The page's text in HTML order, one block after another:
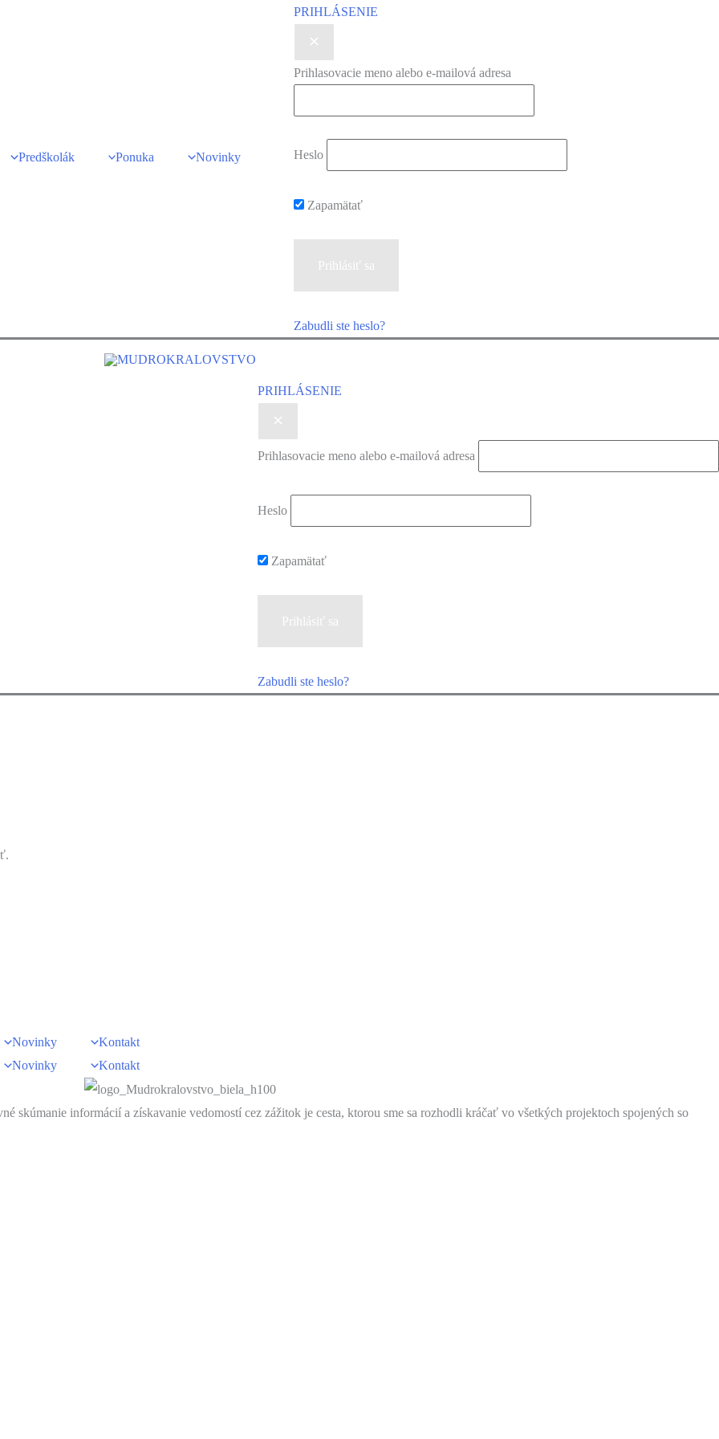
Predškolák Ponuka
Novinky
PRIHLÁSENIE
Prihlasovacie meno alebo e-mailová adresa
Heslo
Zapamätať
Zabudli ste heslo?
PRIHLÁSENIE
Prihlasovacie meno alebo e-mailová adresa
Heslo
Zapamätať
Zabudli ste heslo?
Novinky
Kontakt
Novinky Kontakt
skúmanie informácií a získavanie vedomostí cez zážitok je cesta, ktorou sme sa rozhodli kráčať vo všetkých projektoch spojených so